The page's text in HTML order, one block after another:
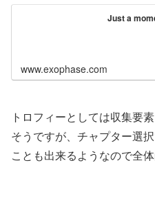
Just a
www.exophase.com
トロフィーとしては収集要
そうですが、チャプター選
ことも出来るようなので全